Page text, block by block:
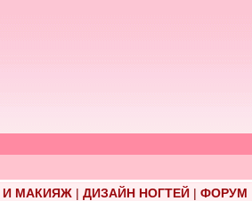
И МАКИЯЖ| ДИЗАЙН НОГТЕЙ| ФОРУМ